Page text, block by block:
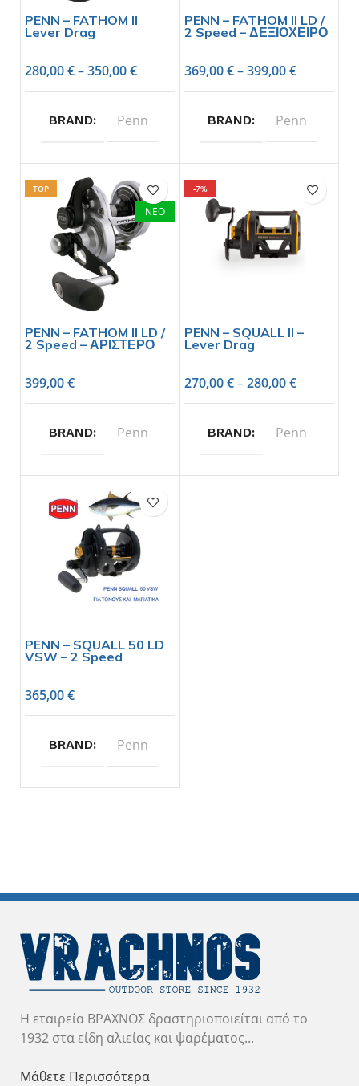
PENN – FATHOM II
Lever Drag
280,00€–350,00€
BRAND Penn
PENN – FATHOM II LD /
2 Speed – ΔΕΞΙΟΧΕΙΡΟ
369,00€–399,00€
BRAND Penn
TOP
ΝΕΟ
PENN – FATHOM II LD /
2 Speed – ΑΡΙΣΤΕΡΟ
399,00€
BRAND Penn
-7%
PENN – SQUALL II –
Lever Drag
270,00€–280,00€
BRAND Penn
PENN – SQUALL 50 LD
VSW – 2 Speed
365,00€
BRAND Penn
Η εταιρεία ΒΡΑΧΝΟΣ δραστηριοποιείται από το
1932 στα είδη αλιείας και ψαρέματος...
Μάθετε Περισσότερα